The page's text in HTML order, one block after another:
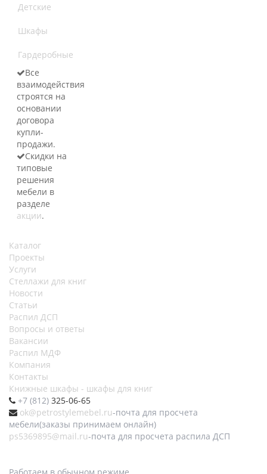
Детские
Шкафы
Гардеробные
Все
взаимодействия
строятся на
основании
договора
купли-
продажи.
Скидки на
типовые
решения
мебели в
разделе
акции.
Каталог
Проекты
Услуги
Стеллажи для книг
Новости
Статьи
Распил ДСП
Вопросы и ответы
Вакансии
Распил МДФ
Компания
Контакты
Книжные шкафы - шкафы для книг
+7 (812) 325-06-65
ok@petrostylemebel.ru-почта для просчета
мебели(заказы принимаем онлайн)
ps5369895@mail.ru-почта для просчета распила ДСП